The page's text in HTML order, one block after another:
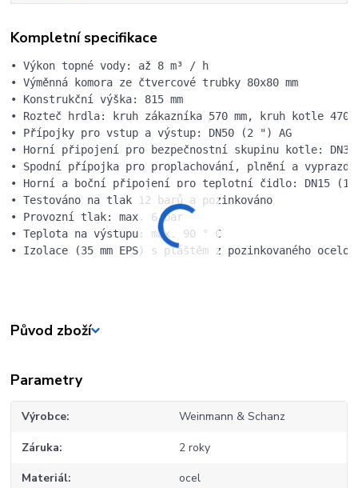
Kompletní specifikace
• Výkon topné vody: až 8 m³ / h
• Výměnná komora ze čtvercové trubky 80x80 mm
• Konstrukční výška: 815 mm
• Rozteč hrdla: kruh zákazníka 570 mm, kruh kotle 470
• Přípojky pro vstup a výstup: DN50 (2 ") AG
• Horní připojení pro bezpečnostní skupinu kotle:
• Spodní přípojka pro proplachování, plnění a
• Horní a boční připojení pro teplotní čidlo: DN15
• Testováno na tlak 12 barů a pozinkováno
• Provozní tlak: max. 6 bar
• Teplota na výstupu: max. 90 ° C
Původ zboží
Parametry
Výrobce Weinmann & Schanz
Záruka 2 roky
Materiál ocel